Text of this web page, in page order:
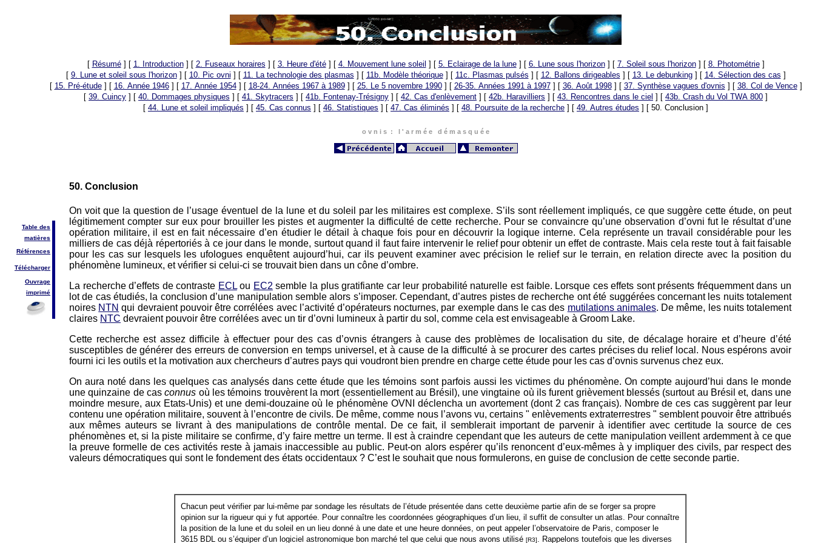
[ Résumé] [ 1. Introduction] [ 2. Fuseaux horaires ] [ 3. Heure d'été] [ 4. Mouvement lune soleil ] [ 5. Eclairage de la lune] [ 6. Lune sous l'horizon] [ 7. Soleil sous l'horizon] [ 8. Photométrie]
[ 9. Lune et soleil sous l'horizon] [ 10. Pic ovni ] [ 11. La technologie des plasmas ] [ 11b. Modèle théorique] [ 11c. Plasmas pulsés ] [ 12. Ballons dirigeables ] [ 13. Le debunking] [ 14. Sélection des cas ]
[ 15. Pré-étude] [ 16. Année 1946] [ 17. Année 1954] [ 18-24. Années 1967 à 1989] [ 25. Le 5 novembre 1990] [ 26-35. Années 1991 à 1997] [ 36. Août 1998] [ 37. Synthèse vagues d'ovnis ] [ 38. Col de Vence]
[ 39. Cuincy ] [ 40. Dommages physiques ] [ 41. Skytracers ] [ 41b. Fontenay-Trésigny ] [ 42. Cas d'enlèvement ] [ 42b. Haravilliers ] [ 43. Rencontres dans le ciel ] [ 43b. Crash du Vol TWA 800 ]
[ 44. Lune et soleil impliqués ] [ 45. Cas connus ] [ 46. Statistiques ] [ 47. Cas éliminés ] [ 48. Poursuite de la recherche ] [ 49. Autres études ] [ 50. Conclusion ]
o v n i s : l ' a r m é e d é m a s q u é e
Table des
matières
Références
Télécharger
Ouvrage
imprimé
50. Conclusion
On voit que la question de l’usage éventuel de la lune et du soleil par les militaires est complexe. S’ils sont réellement impliqués, ce que suggère cette étude, on peut
légitimement compter sur eux pour brouiller les pistes et augmenter la difficulté de cette recherche. Pour se convaincre qu’une observation d’ovni fut le résultat d’une
opération militaire, il est en fait nécessaire d’en étudier le détail à chaque fois pour en découvrir la logique interne. Cela représente un travail considérable pour les
milliers de cas déjà répertoriés à ce jour dans le monde, surtout quand il faut faire intervenir le relief pour obtenir un effet de contraste. Mais cela reste tout à fait faisable
pour les cas sur lesquels les ufologues enquêtent aujourd’hui, car ils peuvent examiner avec précision le relief sur le terrain, en relation directe avec la position du
phénomène lumineux, et vérifier si celui-ci se trouvait bien dans un cône d’ombre.
La recherche d’effets de contraste ECLou EC2 semble la plus gratifiante car leur probabilité naturelle est faible. Lorsque ces effets sont présents fréquemment dans un
lot de cas étudiés, la conclusion d’une manipulation semble alors s’imposer. Cependant, d’autres pistes de recherche ont été suggérées concernant les nuits totalement
noires NTN qui devraient pouvoir être corrélées avec l’activité d’opérateurs nocturnes, par exemple dans le cas des mutilations animales. De même, les nuits totalement
claires NTC devraient pouvoir être corrélées avec un tir d’ovni lumineux à partir du sol, comme cela est envisageable à Groom Lake.
Cette recherche est assez difficile à effectuer pour des cas d’ovnis étrangers à cause des problèmes de localisation du site, de décalage horaire et d’heure d’été
susceptibles de générer des erreurs de conversion en temps universel, et à cause de la difficulté à se procurer des cartes précises du relief local. Nous espérons avoir
fourni ici les outils et la motivation aux chercheurs d’autres pays qui voudront bien prendre en charge cette étude pour les cas d’ovnis survenus chez eux.
On aura noté dans les quelques cas analysés dans cette étude que les témoins sont parfois aussi les victimes du phénomène. On compte aujourd’hui dans le monde
une quinzaine de casconnus où les témoins trouvèrent la mort (essentiellement au Brésil), une vingtaine où ils furent grièvement blessés (surtout au Brésil et, dans une
moindre mesure, aux Etats-Unis) et une demi-douzaine où le phénomène OVNI déclencha un avortement (dont 2 cas français). Nombre de ces cas suggèrent par leur
contenu une opération militaire, souvent à l’encontre de civils. De même, comme nous l’avons vu, certains " enlèvements extraterrestres " semblent pouvoir être attribués
aux mêmes auteurs se livrant à des manipulations de contrôle mental. De ce fait, il semblerait important de parvenir à identifier avec certitude la source de ces
phénomènes et, si la piste militaire se confirme, d’y faire mettre un terme. Il est à craindre cependant que les auteurs de cette manipulation veillent ardemment à ce que
la preuve formelle de ces activités reste à jamais inaccessible au public. Peut-on alors espérer qu’ils renoncent d’eux-mêmes à y impliquer des civils, par respect des
valeurs démocratiques qui sont le fondement des états occidentaux ? C’est le souhait que nous formulerons, en guise de conclusion de cette seconde partie.
Chacun peut vérifier par lui-même par sondage les résultats de l’étude présentée dans cette deuxième partie afin de se forger sa propre
opinion sur la rigueur qui y fut apportée. Pour connaître les coordonnées géographiques d’un lieu, il suffit de consulter un atlas. Pour connaître
la position de la lune et du soleil en un lieu donné à une date et une heure données, on peut appeler l’observatoire de Paris, composer le
3615 BDL ou s’équiper d’un logiciel astronomique bon marché tel que celui que nous avons utilisé [R3] . Rappelons toutefois que les diverses